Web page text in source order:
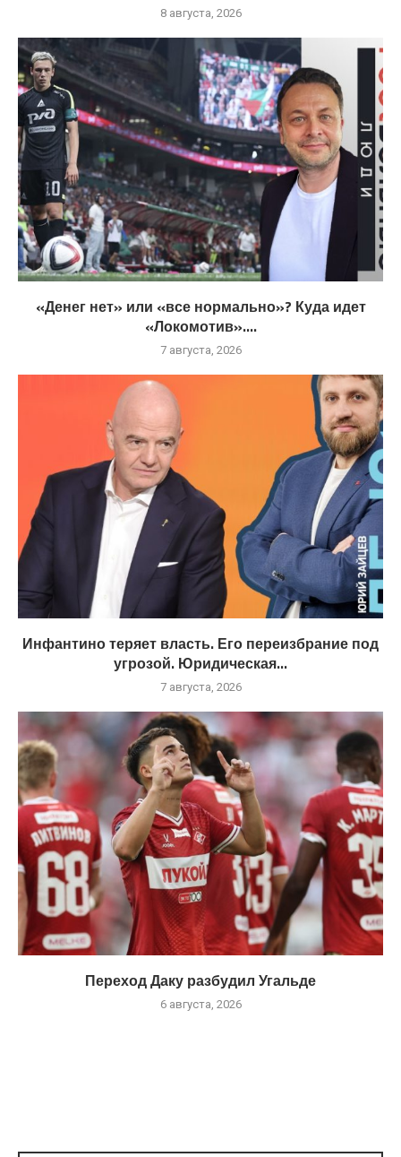
8 августа, 2026
«Денег нет» или «все нормально»? Куда идет
«Локомотив»....
7 августа, 2026
Инфантино теряет власть. Его переизбрание под
угрозой. Юридическая...
7 августа, 2026
Переход Даку разбудил Угальде
6 августа, 2026